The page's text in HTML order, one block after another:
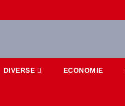
DIVERSE ECONOMIE